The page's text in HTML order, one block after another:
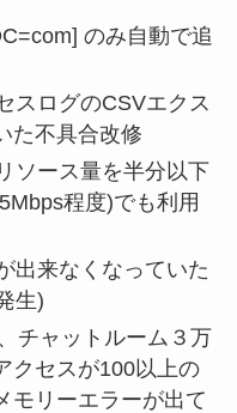
のみ自動で追
スログのCSVエクス
た不具合改修
ソース量を半分以下
程度)でも利用
出来なくなっていた
生)
チャットルーム３万
クセスが100以上の
モリーエラーが出て